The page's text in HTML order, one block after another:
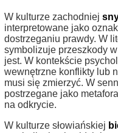
W kulturze zachodniej
interpretowane jako
dostrzeganiu prawdy. W
symbolizuje przeszkody
jest. W kontekście
wewnętrzne konflikty lub
musi się zmierzyć. W
postrzegane jako
na odkrycie.
W kulturze słowiańskiej